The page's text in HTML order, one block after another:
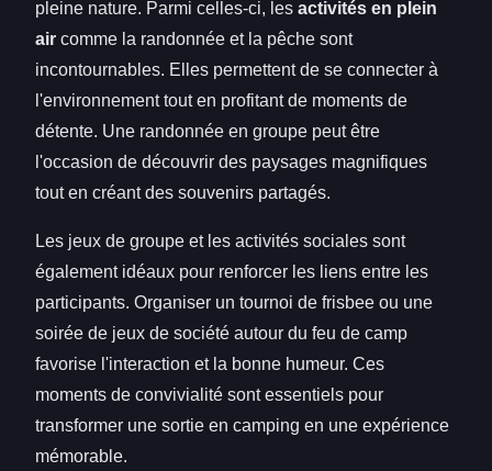
pleine nature. Parmi celles-ci, les activités en plein
air comme la randonnée et la pêche sont
incontournables. Elles permettent de se connecter à
l'environnement tout en profitant de moments de
détente. Une randonnée en groupe peut être
l'occasion de découvrir des paysages magnifiques
tout en créant des souvenirs partagés.
Les jeux de groupe et les activités sociales sont
également idéaux pour renforcer les liens entre les
participants. Organiser un tournoi de frisbee ou une
soirée de jeux de société autour du feu de camp
favorise l'interaction et la bonne humeur. Ces
moments de convivialité sont essentiels pour
transformer une sortie en camping en une expérience
mémorable.